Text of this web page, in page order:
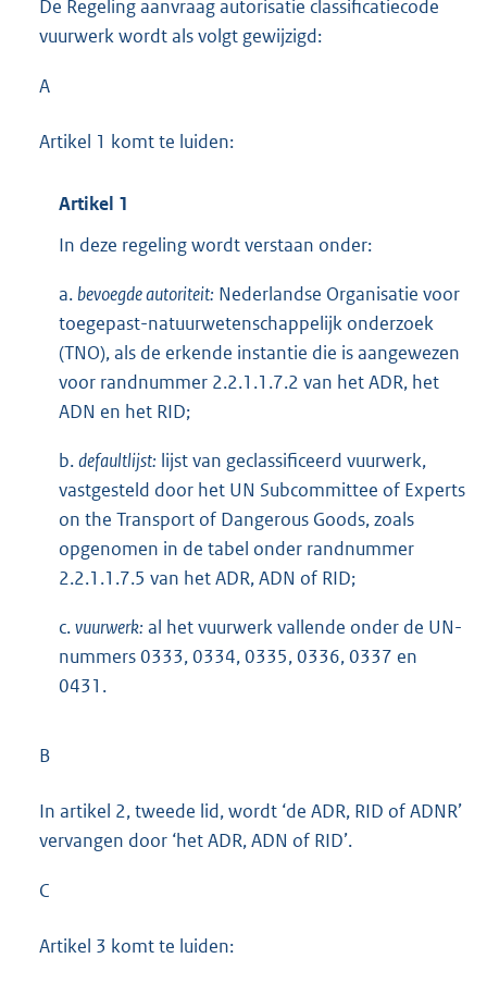
De Regeling aanvraag autorisatie classificatiecode
vuurwerk wordt als volgt gewijzigd:
A
Artikel 1 komt te luiden:
Artikel 1
In deze regeling wordt verstaan onder:
a.bevoegde autoriteit: Nederlandse Organisatie voor
toegepast-natuurwetenschappelijk onderzoek
(TNO), als de erkende instantie die is aangewezen
voor randnummer 2.2.1.1.7.2 van het ADR, het
ADN en het RID;
b.defaultlijst: lijst van geclassificeerd vuurwerk,
vastgesteld door het UN Subcommittee of Experts
on the Transport of Dangerous Goods, zoals
opgenomen in de tabel onder randnummer
2.2.1.1.7.5 van het ADR, ADN of RID;
c.vuurwerk: al het vuurwerk vallende onder de UN-
nummers 0333, 0334, 0335, 0336, 0337 en
0431.
B
In artikel 2, tweede lid, wordt ‘de ADR, RID of ADNR’
vervangen door ‘het ADR, ADN of RID’.
C
Artikel 3 komt te luiden: